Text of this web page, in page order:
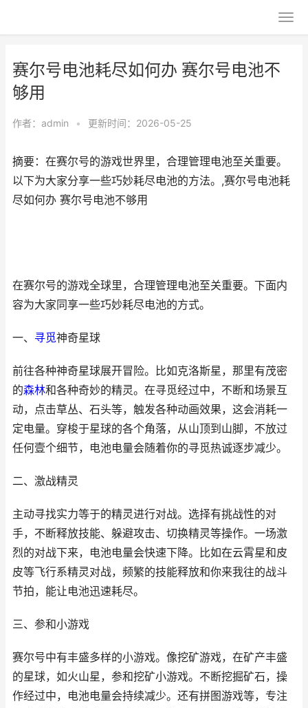
赛尔号电池耗尽如何办 赛尔号电池不
够用
作者： admin • 更新时间：2026-05-25
摘要：在赛尔号的游戏世界里，合理管理电池至关重要。
以下为大家分享一些巧妙耗尽电池的方法。,赛尔号电池耗
尽如何办 赛尔号电池不够用
在赛尔号的游戏全球里，合理管理电池至关重要。下面内
容为大家同享一些巧妙耗尽电池的方式。
一、 寻觅神奇星球
前往各种神奇星球展开冒险。比如克洛斯星，那里有茂密
的森林和各种奇妙的精灵。在寻觅经过中，不断和场景互
动，点击草丛、石头等，触发各种动画效果，这会消耗一
定电量。穿梭于星球的各个角落，从山顶到山脚，不放过
任何壹个细节，电池电量会随着你的寻觅热诚逐步减少。
二、激战精灵
主动寻找实力等于的精灵进行对战。选择有挑战性的对
手，不断释放技能、躲避攻击、切换精灵等操作。一场激
烈的对战下来，电池电量会快速下降。比如在云霄星和皮
皮等飞行系精灵对战，频繁的技能释放和你来我往的战斗
节拍，能让电池迅速耗尽。
三、参和小游戏
赛尔号中有丰盛多样的小游戏。像挖矿游戏，在矿产丰盛
的星球，如火山星，参和挖矿小游戏。不断挖掘矿石，操
作经过中，电池电量会持续减少。还有拼图游戏等，专注